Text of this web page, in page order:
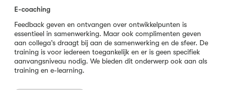
E-coaching
Feedback geven en ontvangen over ontwikkelpunten is
essentieel in samenwerking. Maar ook complimenten geven
aan collega’s draagt bij aan de samenwerking en de sfeer. De
training is voor iedereen toegankelijk en er is geen specifiek
aanvangsniveau nodig. We bieden dit onderwerp ook aan als
training en e-learning.